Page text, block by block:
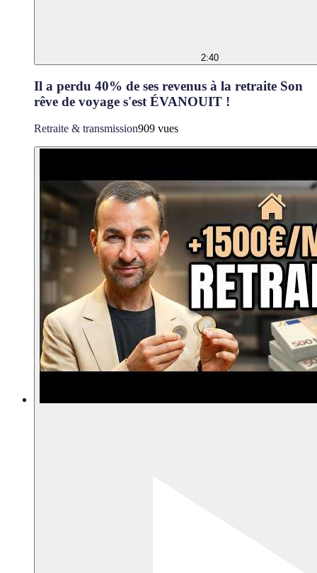
2:40
Il a perdu 40% de ses revenus à la retraite Son
rêve de voyage s'est ÉVANOUIT !
Retraite & transmission909 vues